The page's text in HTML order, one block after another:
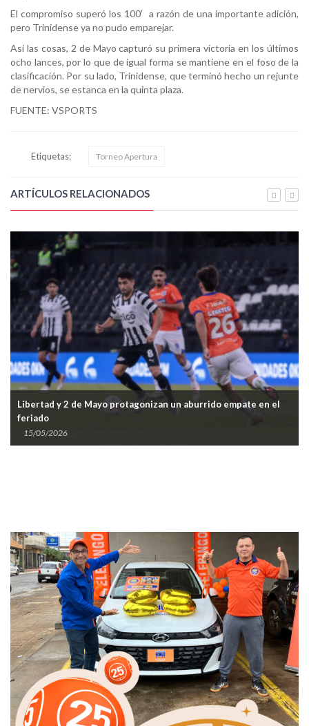
El compromiso superó los 100' a razón de una importante adición,
pero Trinidense ya no pudo emparejar.
Así las cosas, 2 de Mayo capturó su primera victoria en los últimos
ocho lances, por lo que de igual forma se mantiene en el foso de la
clasificación. Por su lado, Trinidense, que terminó hecho un rejunte
de nervios, se estanca en la quinta plaza.
FUENTE: VSPORTS
Etiquetas: Torneo Apertura
ARTÍCULOS RELACIONADOS
Libertad y 2 de Mayo protagonizan un aburrido empate en el
feriado
15/05/2026